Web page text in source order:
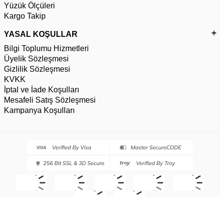
Yüzük Ölçüleri
Kargo Takip
YASAL KOŞULLAR
Bilgi Toplumu Hizmetleri
Üyelik Sözleşmesi
Gizlilik Sözleşmesi
KVKK
İptal ve İade Koşulları
Mesafeli Satış Sözleşmesi
Kampanya Koşulları